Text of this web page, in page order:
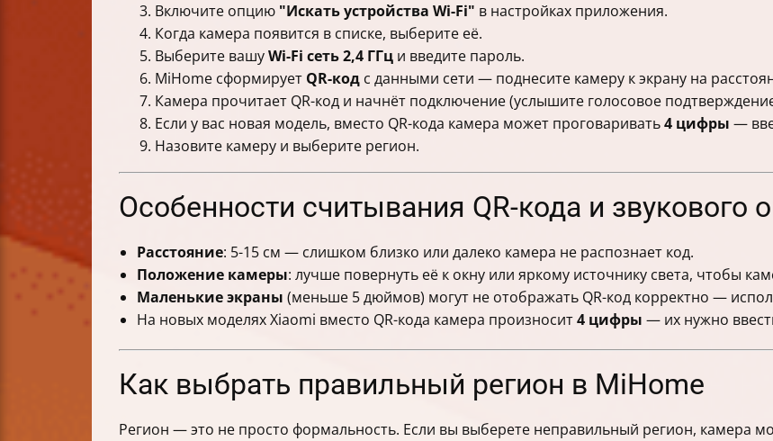
Включите опцию "Искать устройства Wi-Fi" в настройках приложения.
Когда камера появится в списке, выберите её.
Выберите вашуWi-Fi сеть 2,4 ГГц и введите пароль.
MiHome сформирует QR-код с данными сети — поднесите камеру к экрану на
Камера прочитает QR-код и начнёт подключение (услышите голосовое
Если у вас новая модель, вместо QR-кода камера может проговаривать4 цифры —
Назовите камеру и выберите регион.
Особенности считывания QR-кода и звукового
Расстояние: 5-15 см — слишком близко или далеко камера не распознает код.
Положение камеры: лучше повернуть её к окну или яркому источнику света, чтобы
Маленькие экраны (меньше 5 дюймов) могут не отображать QR-код корректно —
На новых моделях Xiaomi вместо QR-кода камера произносит4 цифры — их нужно
Как выбрать правильный регион в MiHome
Регион — это не просто формальность. Если вы выберете неправильный регион, камера